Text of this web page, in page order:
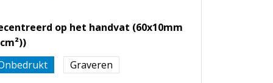
op het handvat (60x10mm
Graveren